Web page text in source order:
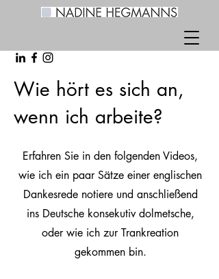
Wie hört es sich an,
wenn ich arbeite?
Erfahren Sie in den folgenden Videos,
wie ich ein paar Sätze einer englischen
Dankesrede notiere und anschließend
ins Deutsche konsekutiv dolmetsche,
oder wie ich zur Trankreation
gekommen bin.